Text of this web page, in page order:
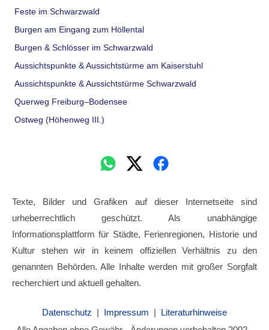
Feste im Schwarzwald
Burgen am Eingang zum Höllental
Burgen & Schlösser im Schwarzwald
Aussichtspunkte & Aussichtstürme am Kaiserstuhl
Aussichtspunkte & Aussichtstürme Schwarzwald
Querweg Freiburg–Bodensee
Ostweg (Höhenweg III.)
Texte, Bilder und Grafiken auf dieser Internetseite sind
urheberrechtlich geschützt. Als unabhängige
Informationsplattform für Städte, Ferienregionen, Historie und
Kultur stehen wir in keinem offiziellen Verhältnis zu den
genannten Behörden. Alle Inhalte werden mit großer Sorgfalt
recherchiert und aktuell gehalten.
Datenschutz | Impressum | Literaturhinweise